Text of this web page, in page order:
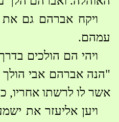
ויקח אברהם גם את
עמהם.
ויהי הם הולכים
"הנה אברהם אבי הולך
אשר לו לרשתו אחריו,
ויען אליעזר את